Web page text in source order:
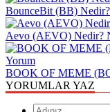
BounceBit (BB) Nedir?
Aevo (AEVO) Nedir?
BOOK OF MEME
YORUMLAR YAZ